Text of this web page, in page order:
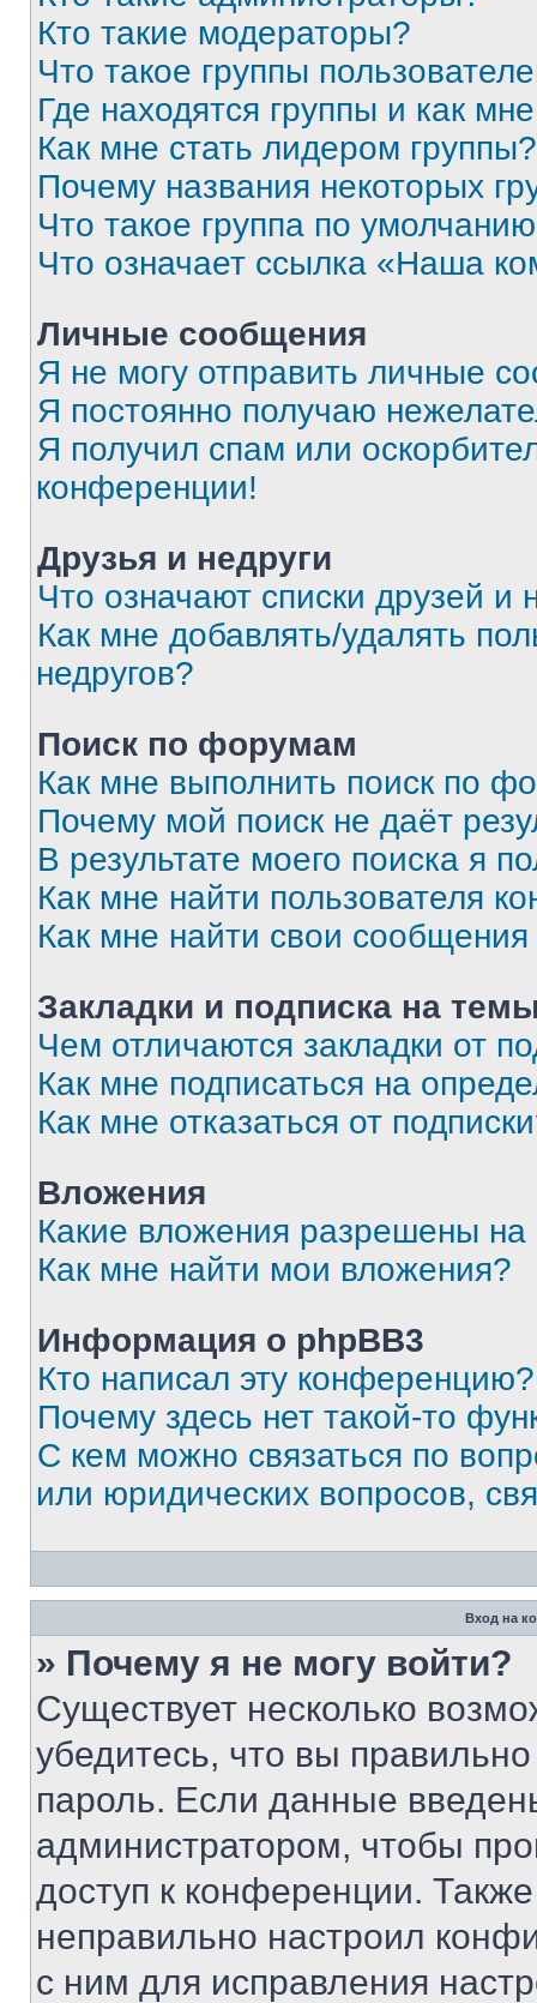
Кто такие модераторы?
Что такое группы
Где находятся группы и как
Как мне стать лидером группы?
Почему названия некоторых
Что такое группа по
Что означает ссылка «Наша
Личные сообщения
Я не могу отправить личные
Я постоянно получаю
Я получил спам или
конференции!
Друзья и недруги
Что означают списки друзей и
Как мне добавлять/удалять
недругов?
Поиск по форумам
Как мне выполнить поиск по
Почему мой поиск не даёт
В результате моего поиска я
Как мне найти пользователя
Как мне найти свои
Закладки и подписка на
Чем отличаются закладки от
Как мне подписаться на
Как мне отказаться от
Вложения
Какие вложения разрешены
Как мне найти мои вложения?
Информация о phpBB3
Кто написал эту конференцию?
Почему здесь нет такой-то
С кем можно связаться по
или юридических вопросов,
Вход на
» Почему я не могу войти?
Существует несколько
убедитесь, что вы
пароль. Если данные
администратором, чтобы
доступ к конференции.
неправильно настроил
с ним для исправления